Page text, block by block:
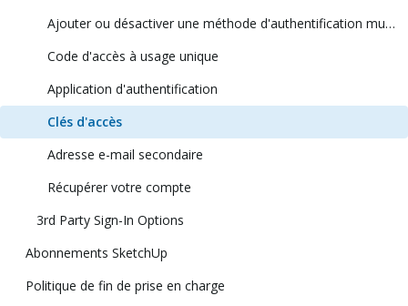
Ajouter ou désactiver une méthode d'authentification multifacteur
Code d'accès à usage unique
Application d'authentification
Clés d'accès
Adresse e-mail secondaire
Récupérer votre compte
3rd Party Sign-In Options
Abonnements SketchUp
Politique de fin de prise en charge